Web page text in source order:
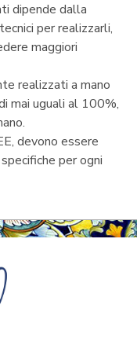
dipende dalla
per realizzarli,
maggiori
realizzati a mano
mai uguali al 100%,
devono essere
per ogni